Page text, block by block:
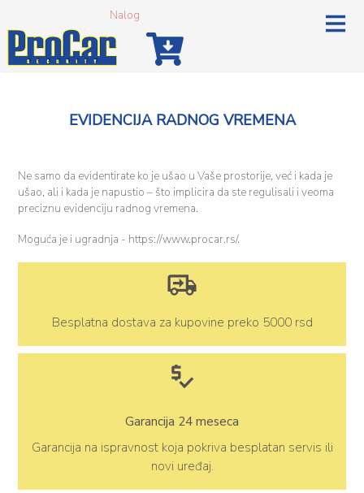
Nalog
EVIDENCIJA RADNOG VREMENA
Ne samo da evidentirate ko je ušao u Vaše prostorije, već i kada je
ušao, ali i kada je napustio – što implicira da ste regulisali i veoma
preciznu evidenciju radnog vremena.
Moguća je i ugradnja - https://www.procar.rs/.
Besplatna dostava za kupovine preko 5000 rsd
Garancija 24 meseca
Garancija na ispravnost koja pokriva besplatan servis ili
novi uređaj.